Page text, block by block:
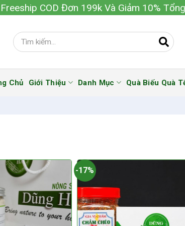
Freeship COD Đơn 199k Và Giảm 10%
Chủ Giới Thiệu Danh Mục Quà Biếu Quà
-17%